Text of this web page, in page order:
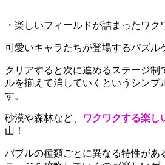
・楽しいフィールドが詰まったワク
可愛いキャラたちが登場するパズル
クリアすると次に進めるステージ制
ルを揃えて消していく というシンプ
す。
砂漠や森林など、 ワクワクする楽し
山！
バブルの種類ごとに異なる特性があ